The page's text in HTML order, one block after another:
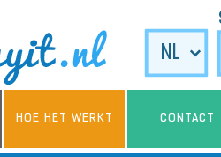
HOE HET WERKT CONTACT